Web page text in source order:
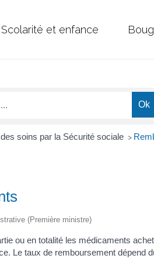
Scolarité et enfance
soins par la Sécurité sociale >
(Première ministre)
ou en totalité les médicaments
Le taux de remboursement dépend